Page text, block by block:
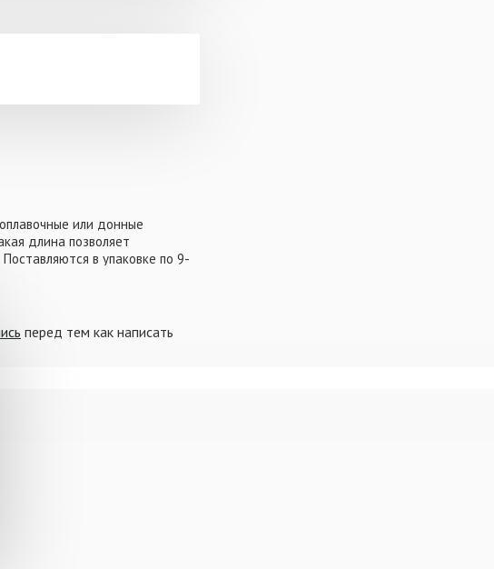
или донные
длина позволяет
в упаковке по 9-
перед тем как написать